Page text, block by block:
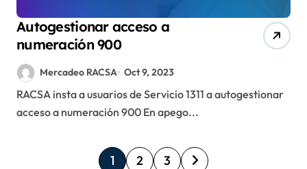
Autogestionar acceso a
numeración 900
Mercadeo RACSA Oct 9, 2023
RACSA insta a usuarios de Servicio 1311 a autogestionar
acceso a numeración 900 En apego...
P 1 2 3